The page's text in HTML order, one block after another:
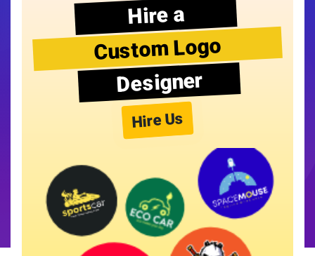
Hire a
Custom Logo
Designer
Hire Us